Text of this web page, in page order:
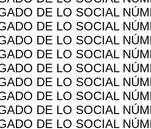
DE LO SOCIAL
DE LO SOCIAL
DE LO SOCIAL
DE LO SOCIAL
DE LO SOCIAL
DE LO SOCIAL
DE LO SOCIAL
DE LO SOCIAL
DE LO SOCIAL